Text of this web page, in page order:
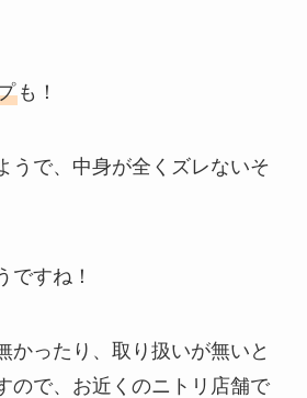
も！
うで、中身が全くズレないそ
ですね！
かったり、取り扱いが無いと
ので、お近くのニトリ店舗で